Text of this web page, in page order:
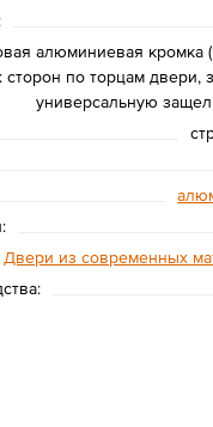
алюминиевая кромка
сторон по торцам двери,
универсальную
Двери из современных